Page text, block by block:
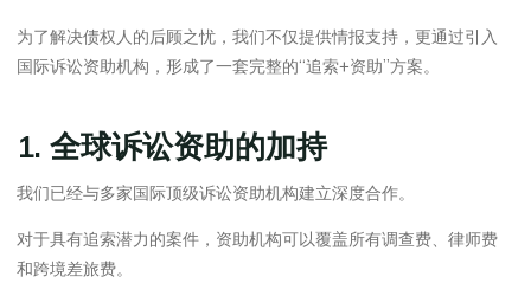
为了解决债权人的后顾之忧，我们不仅提供情报支持，更通过引入
国际诉讼资助机构，形成了一套完整的“追索+资助”方案。
1. 全球诉讼资助的加持
我们已经与多家国际顶级诉讼资助机构建立深度合作。
对于具有追索潜力的案件，资助机构可以覆盖所有调查费、律师费
和跨境差旅费。